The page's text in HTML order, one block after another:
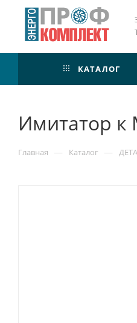
КАТАЛОГ
Имитатор
Главная — Каталог —